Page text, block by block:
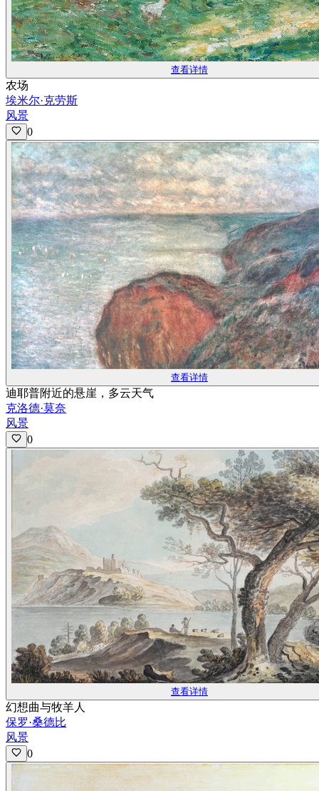
查看详情
农场
埃米尔·克劳斯
风景
0
查看详情
迪耶普附近的悬崖，多云天气
克洛德·莫奈
风景
0
查看详情
幻想曲与牧羊人
保罗·桑德比
风景
0